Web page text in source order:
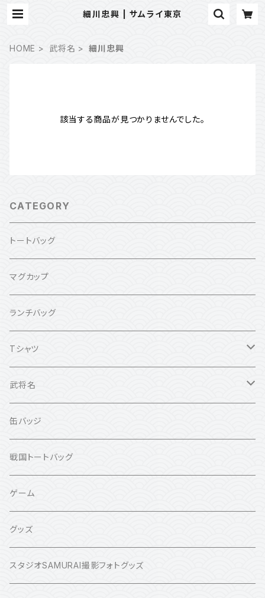
細川忠興 | サムライ東京
HOME 武将名 細川忠興
該当する商品が見つかりませんでした。
CATEGORY
トートバッグ
マグカップ
ランチバッグ
Tシャツ
カラー：ホワイト
カラー：ブラック
武将名
真田幸村
伊達政宗
織田信長
豊臣秀吉
徳川家康
缶バッジ
戦国トートバッグ
ゲーム
グッズ
スタジオSAMURAI撮影フォトグッズ